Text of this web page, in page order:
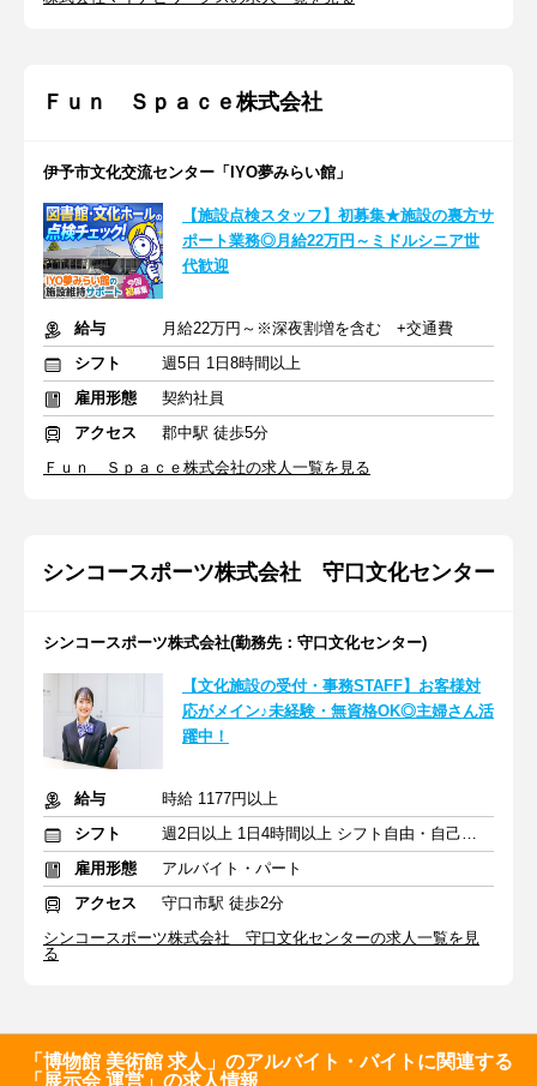
Ｆｕｎ Ｓｐａｃｅ株式会社
伊予市文化交流センター「IYO夢みらい館」
【施設点検スタッフ】初募集★施設の裏方サ
ポート業務◎月給22万円～ミドルシニア世
代歓迎
給与
月給22万円～※深夜割増を含む +交通費
シフト
週5日 1日8時間以上
雇用形態
契約社員
アクセス
郡中駅 徒歩5分
Ｆｕｎ Ｓｐａｃｅ株式会社の求人一覧を見る
シンコースポーツ株式会社 守口文化センター
シンコースポーツ株式会社(勤務先：守口文化センター)
【文化施設の受付・事務STAFF】お客様対
応がメイン♪未経験・無資格OK◎主婦さん活
躍中！
給与
時給 1177円以上
シフト
週2日以上 1日4時間以上 シフト自由・自己申告
雇用形態
アルバイト・パート
アクセス
守口市駅 徒歩2分
シンコースポーツ株式会社 守口文化センターの求人一覧を見
る
「博物館 美術館 求人」のアルバイト・バイトに関連する
「展示会 運営」の求人情報